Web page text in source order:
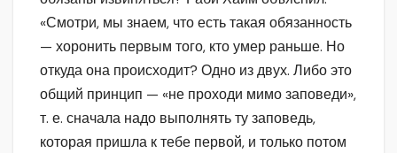
«Смотри, мы знаем, что есть такая обязанность
— хоронить первым того, кто умер раньше. Но
откуда она происходит? Одно из двух. Либо это
общий принцип — «не проходи мимо заповеди»,
т. е. сначала надо выполнять ту заповедь,
которая пришла к тебе первой, и только потом